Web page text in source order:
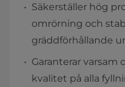
Säkerställer hög
omrörning och
gräddförhållande
Garanterar
kvalitet på alla